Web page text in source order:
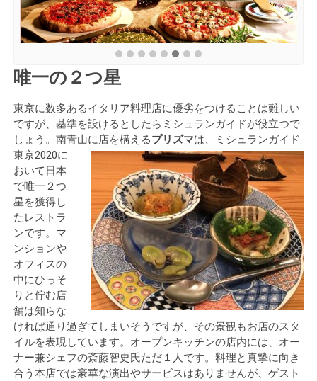
唯一の２つ星
東京に数多あるイタリア料理店に優劣をつけることは難しい
ですが、基準を設けるとしたらミシュランガイドが役立つで
しょう。南青山に店を構えるプリズマは、ミシュランガイド
東京2020に
おいて日本
で唯一２つ
星を獲得し
たレストラ
ンです。マ
ンションや
オフィスの
中にひっそ
りと佇む店
舗は知らな
ければ通り過ぎてしまいそうですが、その景観もお店のスタ
イルを表現しています。オープンキッチンの店内には、オー
ナー兼シェフの斎藤智史氏ただ１人です。料理と真摯に向き
合う本店では豪華な演出やサービスはありませんが、ゲスト